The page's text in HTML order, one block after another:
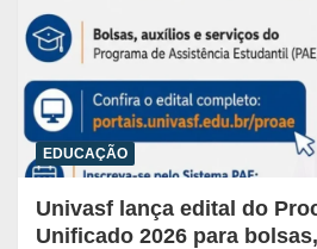
EDUCAÇÃO
Univasf lança edital do
Unificado 2026 para